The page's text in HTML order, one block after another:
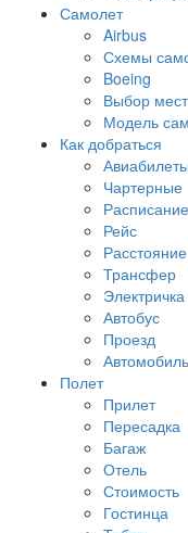
Самолет
Airbus
Схемы
Boeing
Выбор мест
Модель
Как добраться
Авиабилеты
Чартерные
Расписание
Рейс
Расстояние
Трансфер
Электричка
Автобус
Проезд
Автомобиль
Полет
Прилет
Пересадка
Багаж
Отель
Стоимость
Гостинца